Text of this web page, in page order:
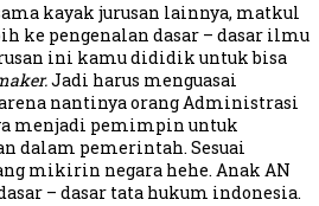
kayak jurusan lainnya, matkul
ke pengenalan dasar – dasar ilmu
ini kamu dididik untuk bisa
Jadi harus menguasai
nantinya orang Administrasi
menjadi pemimpin untuk
dalam pemerintah. Sesuai
mikirin negara hehe. Anak AN
– dasar tata hukum indonesia.